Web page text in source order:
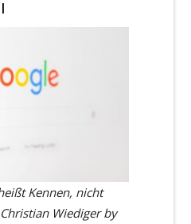
Kennen, nicht
Wiediger by